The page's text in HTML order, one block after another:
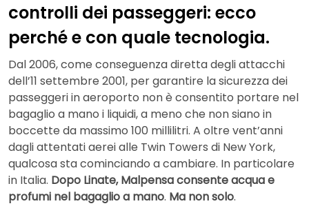
controlli dei passeggeri: ecco
perché e con quale tecnologia.
Dal 2006, come conseguenza diretta degli attacchi
dell’11 settembre 2001, per garantire la sicurezza dei
passeggeri in aeroporto non è consentito portare nel
bagaglio a mano i liquidi, a meno che non siano in
boccette da massimo 100 millilitri. A oltre vent’anni
dagli attentati aerei alle Twin Towers di New York,
qualcosa sta cominciando a cambiare. In particolare
in Italia. Dopo Linate, Malpensa consente acqua e
profumi nel bagaglio a mano. Ma non solo.